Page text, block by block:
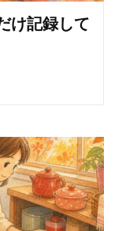
け記録して